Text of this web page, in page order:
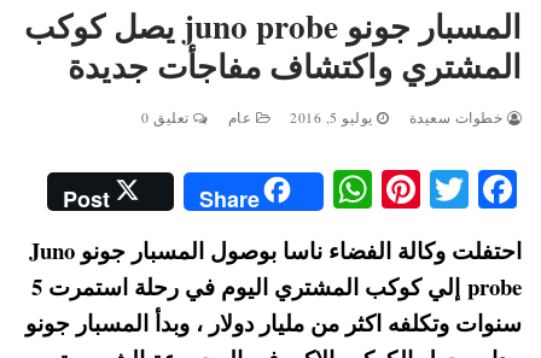
المسبار جونو juno probe‬‏ يصل كوكب
المشتري واكتشاف مفاجأت جديدة
خطوات سعيدة يوليو 5, 2016 عام تعليق 0
Fa
ce
bo
ok
T
wi
tte
r
Pi
nt
er
es
t
W
ha
ts
A
pp
Share
Post
احتفلت وكالة الفضاء ناسا بوصول المسبار جونو Juno
probe‬‏ إلي كوكب المشتري اليوم في رحلة استمرت 5
سنوات وتكلفه اكثر من مليار دولار ، وبدأ المسبار جونو